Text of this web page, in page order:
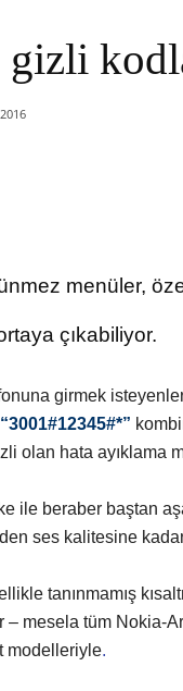
gizli
menüler,
çıkabiliyor.
girmek
“3001#12345#*”
olan hata ayıklama
ile beraber baştan
ses kalitesine
tanınmamış
– mesela tüm Nokia-
modelleriyle.